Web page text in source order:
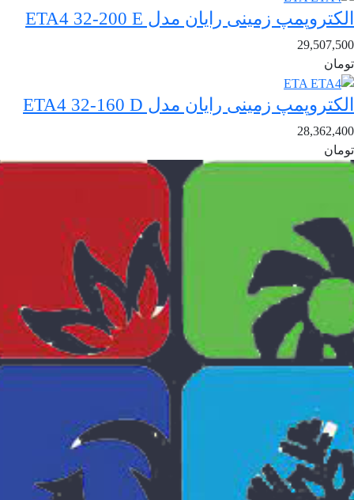
الکتروپمپ زمینی رایان مدل ETA4 32-200 E
29,507,500
تومان
الکتروپمپ زمینی رایان مدل ETA4 32-160 D
28,362,400
تومان